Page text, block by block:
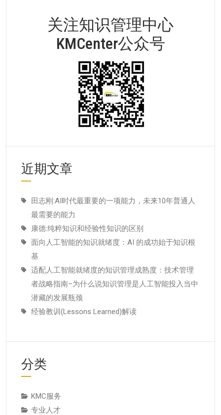
关注知识管理中心
KMCenter公众号
近期文章
田志刚:AI时代最重要的一项能力，未来10年普通人
最需要的能力
康德:纯粹知识和经验性知识的区别
面向人工智能的知识就绪度：AI 的成功始于知识根
基
适配人工智能就绪度的知识管理成熟度：技术管理
者战略指南–为什么说知识管理是人工智能投入当中
潜藏的发展瓶颈
经验教训(Lessons Learned)解读
分类
KMC服务
专业人才